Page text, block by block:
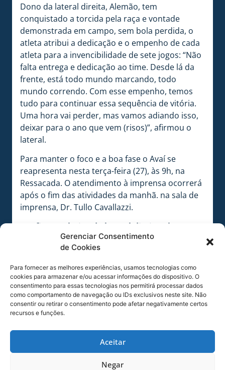
Gerenciar Consentimento
de Cookies
Para fornecer as melhores experiências, usamos tecnologias como
cookies para armazenar e/ou acessar informações do dispositivo. O
consentimento para essas tecnologias nos permitirá processar dados
como comportamento de navegação ou IDs exclusivos neste site. Não
consentir ou retirar o consentimento pode afetar negativamente certos
recursos e funções.
Aceitar
Negar
Dono da lateral direita, Alemão, tem
conquistado a torcida pela raça e vontade
demonstrada em campo, sem bola perdida, o
atleta atribui a dedicação e o empenho de cada
atleta para a invencibilidade de sete jogos: “Não
falta entrega e dedicação ao time. Desde lá da
frente, está todo mundo marcando, todo
mundo correndo. Com esse empenho, temos
tudo para continuar essa sequência de vitória.
Uma hora vai perder, mas vamos adiando isso,
deixar para o ano que vem (risos)”, afirmou o
lateral.
Para manter o foco e a boa fase o Avaí se
reapresenta nesta terça-feira (27), às 9h, na
Ressacada. O atendimento à imprensa ocorrerá
após o fim das atividades da manhã. na sala de
imprensa, Dr. Tullo Cavallazzi.
Confira a coletiva do lateral-direito Alemão:
áudio
Foto: André Palma Ribeiro/Avaí F. C.
Foto: André Palma Ribeiro/Avaí F. C.
Foto: André Palma Ribeiro/Avaí F. C.